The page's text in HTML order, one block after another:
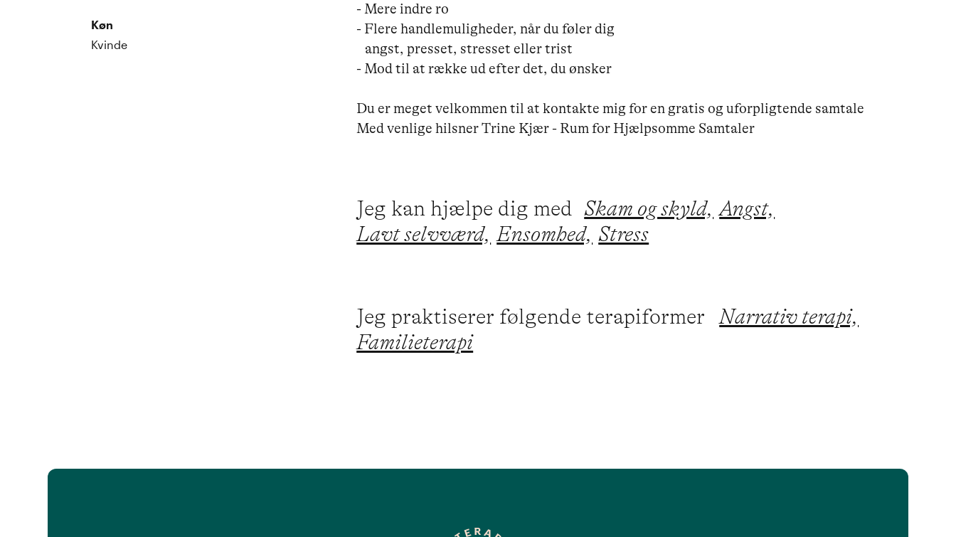
Køn
Kvinde
- Mere indre ro
- Flere handlemuligheder, når du føler dig
   angst, presset, stresset eller trist
- Mod til at række ud efter det, du ønsker
Du er meget velkommen til at kontakte mig for en gratis og uforpligtende samtale
Med venlige hilsner Trine Kjær - Rum for Hjælpsomme Samtaler
Jeg kan hjælpe dig med Skam og skyld, Angst,
Lavt selvværd, Ensomhed, Stress
Jeg praktiserer følgende terapiformer
Narrativ terapi,
Familieterapi